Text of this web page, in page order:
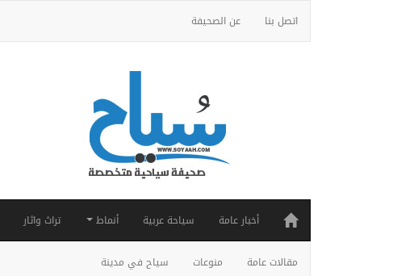
اتصل بنا عن الصحيفة
أخبار عامة سياحة عربية أنماط تراث واثار
مقالات عامة منوعات سياح في مدينة